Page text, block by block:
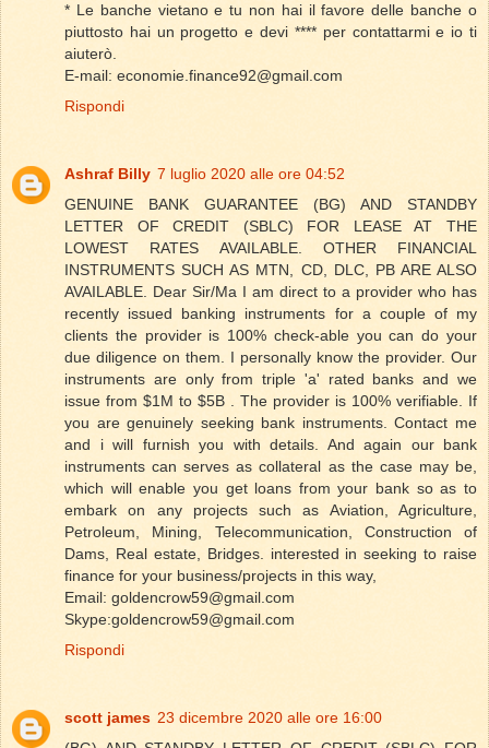
* Le banche vietano e tu non hai il favore delle banche o
piuttosto hai un progetto e devi **** per contattarmi e io ti
aiuterò.
E-mail: economie.finance92@gmail.com
Rispondi
Ashraf Billy 7 luglio 2020 alle ore 04:52
GENUINE BANK GUARANTEE (BG) AND STANDBY
LETTER OF CREDIT (SBLC) FOR LEASE AT THE
LOWEST RATES AVAILABLE. OTHER FINANCIAL
INSTRUMENTS SUCH AS MTN, CD, DLC, PB ARE ALSO
AVAILABLE. Dear Sir/Ma I am direct to a provider who has
recently issued banking instruments for a couple of my
clients the provider is 100% check-able you can do your
due diligence on them. I personally know the provider. Our
instruments are only from triple 'a' rated banks and we
issue from $1M to $5B . The provider is 100% verifiable. If
you are genuinely seeking bank instruments. Contact me
and i will furnish you with details. And again our bank
instruments can serves as collateral as the case may be,
which will enable you get loans from your bank so as to
embark on any projects such as Aviation, Agriculture,
Petroleum, Mining, Telecommunication, Construction of
Dams, Real estate, Bridges. interested in seeking to raise
finance for your business/projects in this way,
Email: goldencrow59@gmail.com
Skype:goldencrow59@gmail.com
Rispondi
scott james 23 dicembre 2020 alle ore 16:00